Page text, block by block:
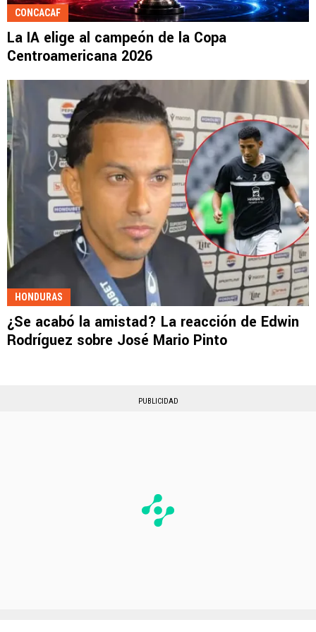
CONCACAF
La IA elige al campeón de la Copa
Centroamericana 2026
HONDURAS
¿Se acabó la amistad? La reacción de Edwin
Rodríguez sobre José Mario Pinto
PUBLICIDAD